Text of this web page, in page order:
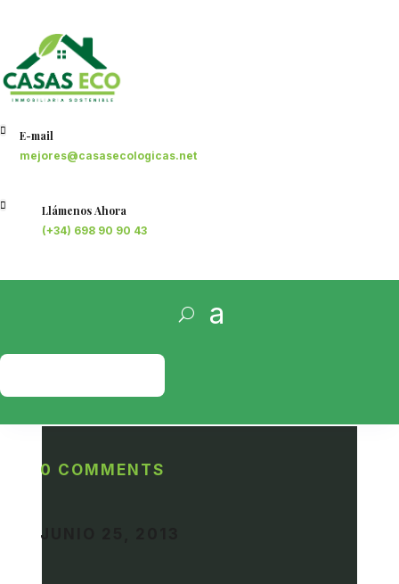
 E-mail
mejores@casasecologicas.net
 Llámenos Ahora
(+34) 698 90 90 43
PRESUPUESTO
0 COMMENTS
JUNIO 25, 2013